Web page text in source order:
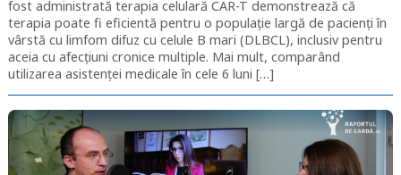
fost administrată terapia celulară CAR-T demonstrează că
terapia poate fi eficientă pentru o populație largă de pacienți în
vârstă cu limfom difuz cu celule B mari (DLBCL), inclusiv pentru
aceia cu afecțiuni cronice multiple. Mai mult, comparând
utilizarea asistenței medicale în cele 6 luni […]